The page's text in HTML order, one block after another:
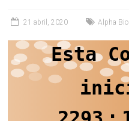
21 abril, 2020 Alpha Bio